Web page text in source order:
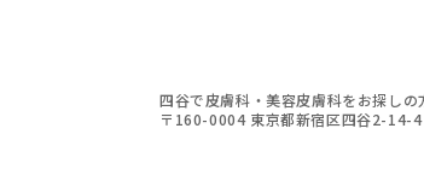
四谷で皮膚科・美容皮膚科をお探しの
〒160-0004 東京都新宿区四谷2-14-4